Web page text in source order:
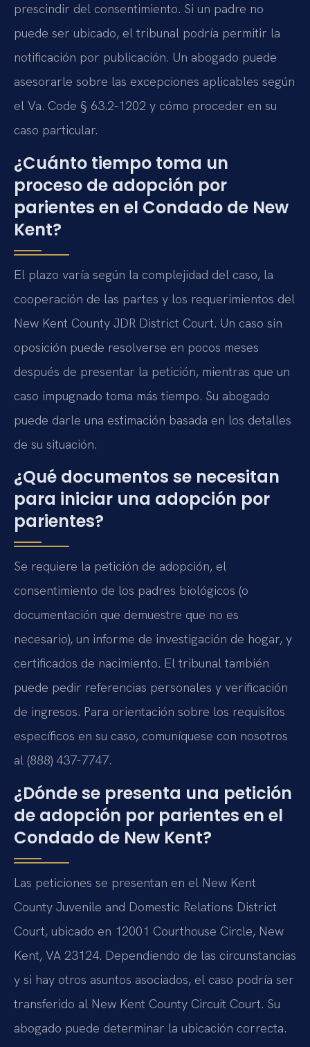
prescindir del consentimiento. Si un padre no
puede ser ubicado, el tribunal podría permitir la
notificación por publicación. Un abogado puede
asesorarle sobre las excepciones aplicables según
el Va. Code § 63.2-1202 y cómo proceder en su
caso particular.
¿Cuánto tiempo toma un
proceso de adopción por
parientes en el Condado de New
Kent?
El plazo varía según la complejidad del caso, la
cooperación de las partes y los requerimientos del
New Kent County JDR District Court. Un caso sin
oposición puede resolverse en pocos meses
después de presentar la petición, mientras que un
caso impugnado toma más tiempo. Su abogado
puede darle una estimación basada en los detalles
de su situación.
¿Qué documentos se necesitan
para iniciar una adopción por
parientes?
Se requiere la petición de adopción, el
consentimiento de los padres biológicos (o
documentación que demuestre que no es
necesario), un informe de investigación de hogar, y
certificados de nacimiento. El tribunal también
puede pedir referencias personales y verificación
de ingresos. Para orientación sobre los requisitos
específicos en su caso, comuníquese con nosotros
al (888) 437-7747.
¿Dónde se presenta una petición
de adopción por parientes en el
Condado de New Kent?
Las peticiones se presentan en el New Kent
County Juvenile and Domestic Relations District
Court, ubicado en 12001 Courthouse Circle, New
Kent, VA 23124. Dependiendo de las circunstancias
y si hay otros asuntos asociados, el caso podría ser
transferido al New Kent County Circuit Court. Su
abogado puede determinar la ubicación correcta.